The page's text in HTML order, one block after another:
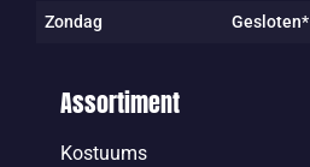
Zondag Gesloten*
Assortiment
Kostuums